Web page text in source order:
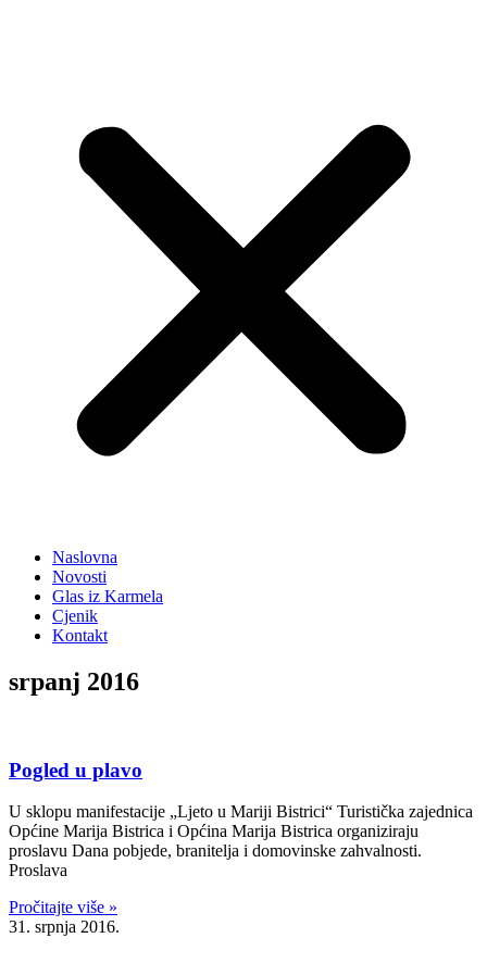
Naslovna
Novosti
Glas iz Karmela
Cjenik
Kontakt
srpanj 2016
Pogled u plavo
U sklopu manifestacije „Ljeto u Mariji Bistrici“ Turistička zajednica
Općine Marija Bistrica i Općina Marija Bistrica organiziraju
proslavu Dana pobjede, branitelja i domovinske zahvalnosti.
Proslava
Pročitajte više »
31. srpnja 2016.